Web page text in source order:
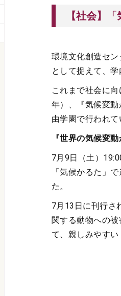
【社会】
環境文化創造セ
として捉えて、
これまで社会に
年）、『気候変
由学園で行われて
『世界の気候変
7月9日（土）
「気候かるた」
た。
7月13日に刊行さ
関する動物への
て、親しみやすい